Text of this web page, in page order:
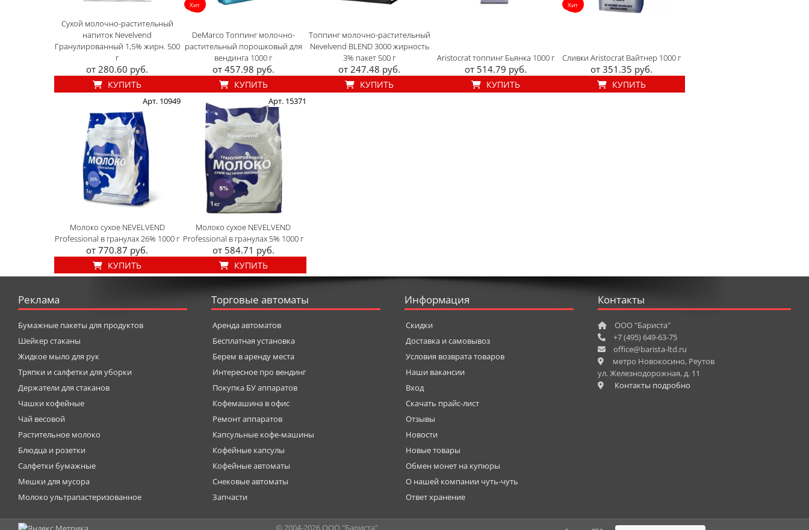
Сухой молочно-растительный
напиток Nevelvend
Гранулированный 1,5% жирн. 500
г
от 280.60 руб.
КУПИТЬ
Хит
DeMarco Топпинг молочно-
растительный порошковый для
вендинга 1000 г
от 457.98 руб.
КУПИТЬ
Топпинг молочно-растительный
Nevelvend BLEND 3000 жирность
3% пакет 500 г
от 247.48 руб.
КУПИТЬ
Aristocrat топпинг Бьянка 1000 г
от 514.79 руб.
КУПИТЬ
Хит
Сливки Aristocrat Вайтнер 1000 г
от 351.35 руб.
КУПИТЬ
Арт. 10949
Молоко сухое NEVELVEND
Professional в гранулах 26% 1000 г
от 770.87 руб.
КУПИТЬ
Арт. 15371
Молоко сухое NEVELVEND
Professional в гранулах 5% 1000 г
от 584.71 руб.
КУПИТЬ
Реклама
Бумажные пакеты для продуктов
Шейкер стаканы
Жидкое мыло для рук
Тряпки и салфетки для уборки
Держатели для стаканов
Чашки кофейные
Чай весовой
Растительное молоко
Блюдца и розетки
Салфетки бумажные
Мешки для мусора
Молоко ультрапастеризованное
Торговые автоматы
Аренда автоматов
Бесплатная установка
Берем в аренду места
Интересное про вендинг
Покупка БУ аппаратов
Кофемашина в офис
Ремонт аппаратов
Капсульные кофе-машины
Кофейные капсулы
Кофейные автоматы
Снековые автоматы
Запчасти
Информация
Скидки
Доставка и самовывоз
Условия возврата товаров
Наши вакансии
Вход
Скачать прайс-лист
Отзывы
Новости
Новые товары
Обмен монет на купюры
О нашей компании чуть-чуть
Ответ хранение
Контакты
ООО "Бариста"
+7 (495) 649-63-75
office@barista-ltd.ru
метро Новокосино, Реутов
ул. Железнодорожная, д. 11
Контакты подробно
© 2004-2026 ООО "Бариста"